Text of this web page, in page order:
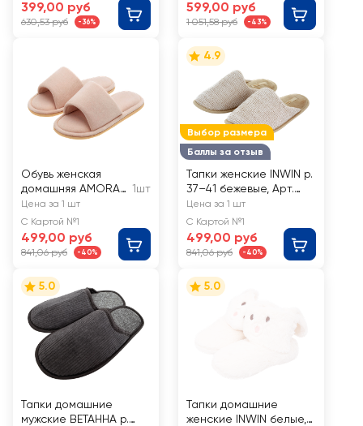
399,00 руб
630,53 руб -36%
599,00 руб
1 051,58 руб -43%
Обувь женская
домашняя AMORA
р. 36–40, розовый/
бежевый
1шт
Цена за 1 шт
С Картой №1
499,00 руб
841,06 руб -40%
Выбор размера
Баллы за отзыв
4.9
Тапки женские INWIN р.
37–41 бежевые, Арт.
HW20-3406
Цена за 1 шт
С Картой №1
499,00 руб
841,06 руб -40%
5.0
Тапки домашние
мужские ВЕТАННА р.
5.0
Тапки домашние
женские INWIN белые,